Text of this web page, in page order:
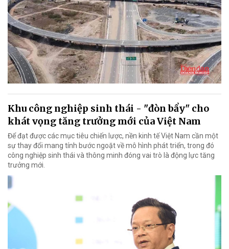
Khu công nghiệp sinh thái - "đòn bẩy" cho
khát vọng tăng trưởng mới của Việt Nam
Để đạt được các mục tiêu chiến lược, nền kinh tế Việt Nam cần một
sự thay đổi mang tính bước ngoặt về mô hình phát triển, trong đó
công nghiệp sinh thái và thông minh đóng vai trò là động lực tăng
trưởng mới.